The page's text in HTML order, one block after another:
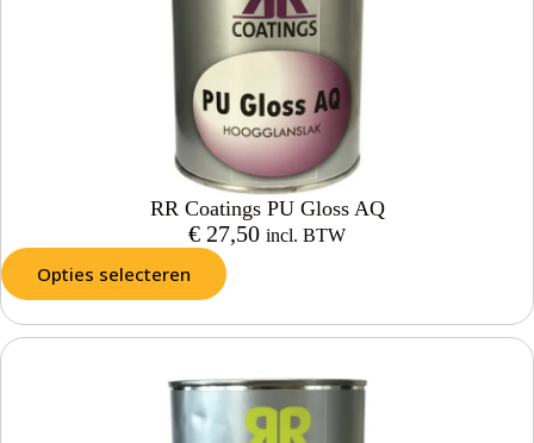
RR Coatings PU Gloss AQ
€ 27,50 incl. BTW
Opties selecteren